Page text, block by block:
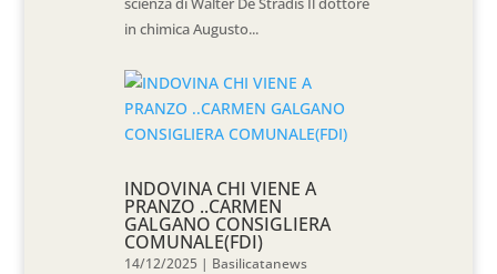
in chimica Augusto...
INDOVINA CHI VIENE A
PRANZO ..CARMEN
GALGANO CONSIGLIERA
COMUNALE(FDI)
14/12/2025 | Basilicatanews